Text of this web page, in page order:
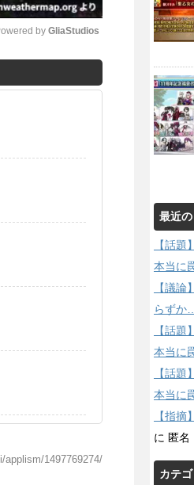
by GliaStudios
1497769274/
最近
【話
本当に
【議
らずか…
【話
本当に
【話
本当に
【指
に 匿名
カテ